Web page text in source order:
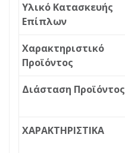
Υλικό Κατασκευής
Επίπλων
Χαρακτηριστικό
Προϊόντος
Διάσταση Προϊόντος
ΧΑΡΑΚΤΗΡΙΣΤΙΚΑ